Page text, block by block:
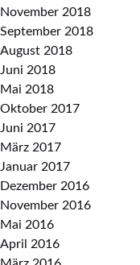
November 2018
September 2018
August 2018
Juni 2018
Mai 2018
Oktober 2017
Juni 2017
März 2017
Januar 2017
Dezember 2016
November 2016
Mai 2016
April 2016